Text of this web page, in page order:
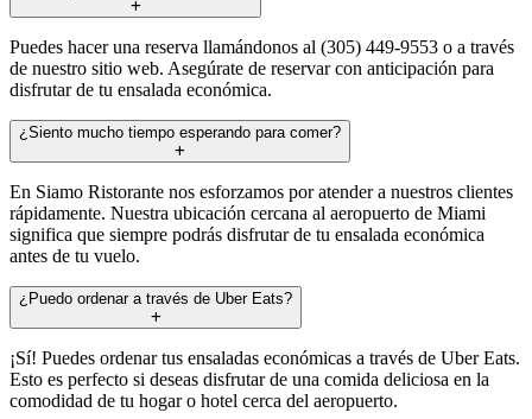
Puedes hacer una reserva llamándonos al (305) 449-9553 o a través
de nuestro sitio web. Asegúrate de reservar con anticipación para
disfrutar de tu ensalada económica.
¿Siento mucho tiempo esperando para comer?
En Siamo Ristorante nos esforzamos por atender a nuestros clientes
rápidamente. Nuestra ubicación cercana al aeropuerto de Miami
significa que siempre podrás disfrutar de tu ensalada económica
antes de tu vuelo.
¿Puedo ordenar a través de Uber Eats?
¡Sí! Puedes ordenar tus ensaladas económicas a través de Uber Eats.
Esto es perfecto si deseas disfrutar de una comida deliciosa en la
comodidad de tu hogar o hotel cerca del aeropuerto.